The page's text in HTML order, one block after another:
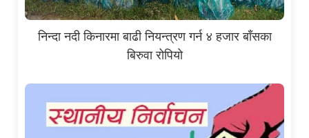
निन्दा नदी किनारमा बाढी नियन्त्रण गर्न ४ हजार बाँसका
बिरुवा रोपियो